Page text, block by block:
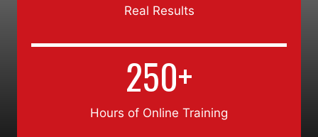
Real Results
250+
Hours of Online Training